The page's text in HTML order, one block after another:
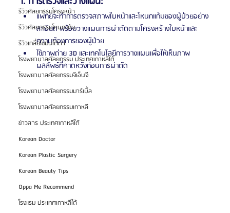
รีวิวศัลยกรรมโครงหน้า
รีวิวศัลยกรรมโหนกแก้ม
รีวิวเกลี่ยไขมันใต้ตา
โรงพยาบาลศัลยกรรม ประเทศเกาหลีใต้
โรงพยาบาลศัลยกรรมจีเอ็นจี
โรงพยาบาลศัลยกรรมมาร์เบิ้ล
โรงพยาบาลศัลยกรรมเกาหลี
ข่าวสาร ประเทศเกาหลีใต้
Korean Doctor
Korean Plastic Surgery
Korean Beauty Tips
Oppa Me Recommend
โรงแรม ประเทศเกาหลีใต้
แพทย์จะทำการตรวจสภาพใบหน้าและโหนกแก้มของผู้ป่วยอย่าง
ละเอียด พร้อมวางแผนการผ่าตัดตามโครงสร้างใบหน้าและ
ความต้องการของผู้ป่วย
ใช้ภาพถ่าย 3D และเทคโนโลยีการวางแผนเพื่อให้เห็นภาพ
ผลลัพธ์ที่คาดหวังก่อนการผ่าตัด